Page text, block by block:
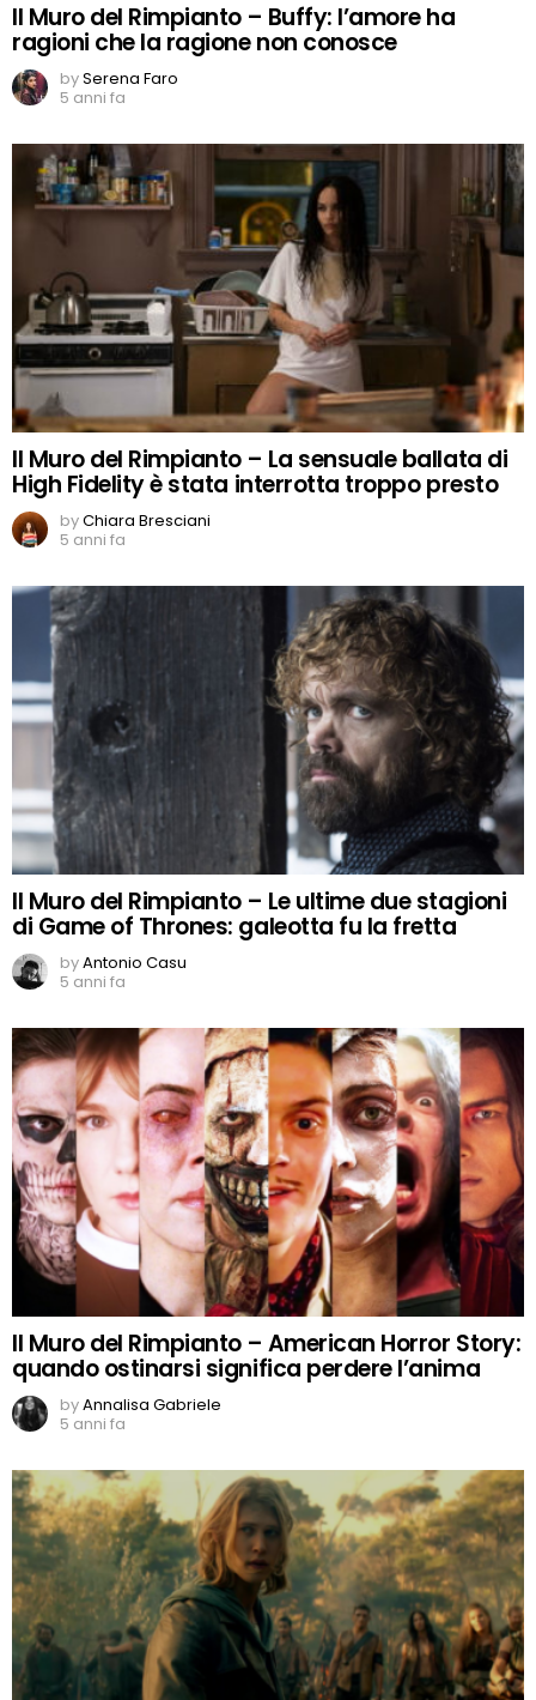
Il Muro del Rimpianto – Buffy: l’amore ha
ragioni che la ragione non conosce
bySerena Faro
5 anni fa
Il Muro del Rimpianto – La sensuale ballata di
High Fidelity è stata interrotta troppo presto
byChiara Bresciani
5 anni fa
Il Muro del Rimpianto – Le ultime due stagioni
di Game of Thrones: galeotta fu la fretta
byAntonio Casu
5 anni fa
Il Muro del Rimpianto – American Horror Story:
quando ostinarsi significa perdere l’anima
byAnnalisa Gabriele
5 anni fa